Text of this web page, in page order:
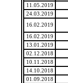
11.05.2019
24.03.2019
16.02.2019
16.02.2019
13.01.2019
02.12.2018
10.11.2018
14.10.2018
01.09.2018